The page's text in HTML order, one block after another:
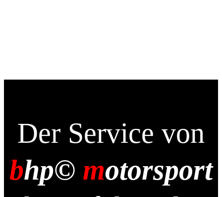
Der Service von
bhp© motorsport